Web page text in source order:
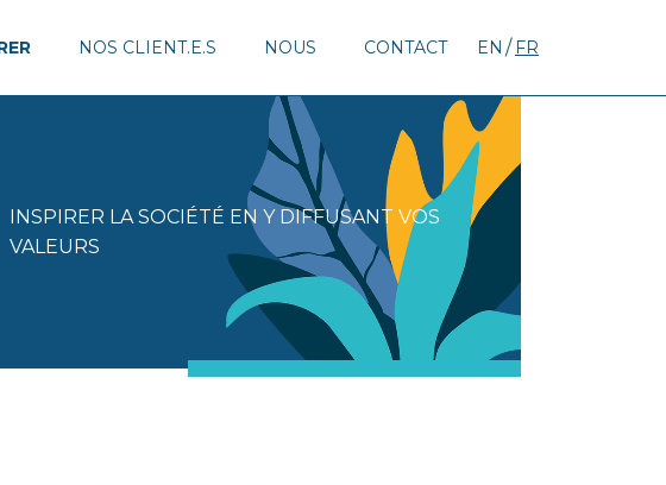
NOS CLIENT.E.S NOUS CONTACT EN FR
INSPIRER LA SOCIÉTÉ EN Y DIFFUSANT VOS
VALEURS